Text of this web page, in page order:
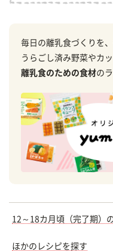
毎日の離乳食づくりを
うらごし済み野菜やカ
離乳食のための食材の
12～18カ月頃（完了期）
ほかのレシピを探す